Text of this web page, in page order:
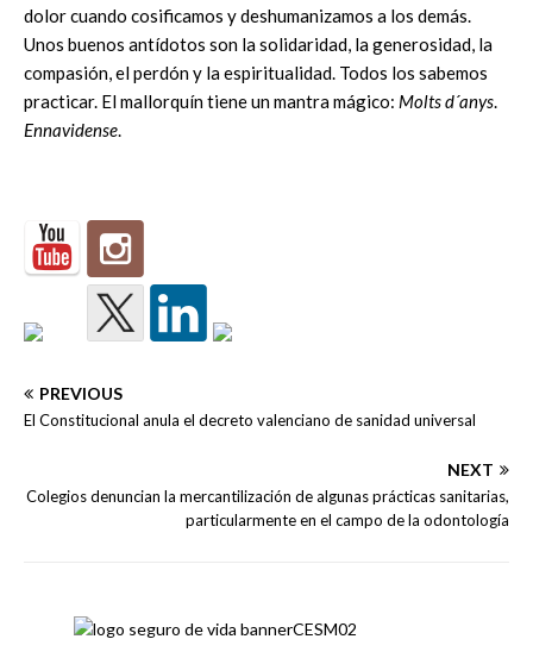
dolor cuando cosificamos y deshumanizamos a los demás.
Unos buenos antídotos son la solidaridad, la generosidad, la
compasión, el perdón y la espiritualidad. Todos los sabemos
practicar. El mallorquín tiene un mantra mágico: Molts d´anys.
Ennavidense.
PREVIOUS
El Constitucional anula el decreto valenciano de sanidad universal
NEXT
Colegios denuncian la mercantilización de algunas prácticas sanitarias,
particularmente en el campo de la odontología